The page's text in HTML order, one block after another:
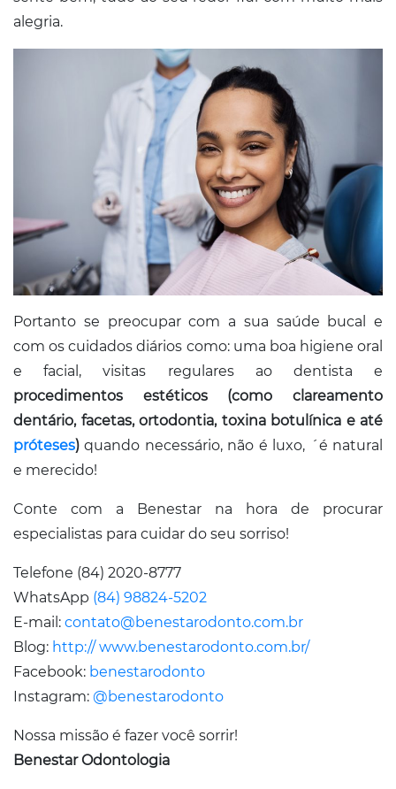
alegria.
Portanto se preocupar com a sua saúde bucal e
com os cuidados diários como: uma boa higiene oral
e facial, visitas regulares ao dentista e
procedimentos estéticos (como clareamento
dentário, facetas, ortodontia, toxina botulínica e até
próteses) quando necessário, não é luxo, ´é natural
e merecido!
Conte com a Benestar na hora de procurar
especialistas para cuidar do seu sorriso!
Telefone (84) 2020-8777
WhatsApp (84) 98824-5202
E-mail: contato@benestarodonto.com.br
Blog: http:// www.benestarodonto.com.br/
Facebook: benestarodonto
Instagram: @benestarodonto
Nossa missão é fazer você sorrir!
Benestar Odontologia